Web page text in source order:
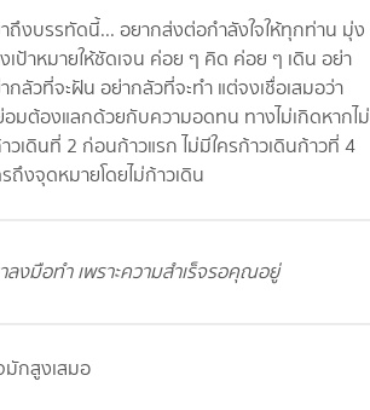
ดนี้... อยากส่งต่อกำลังใจให้ทุกท่าน มุ่ง
ป้าหมายให้ชัดเจน ค่อย ๆ คิด ค่อย ๆ เดิน อย่า
ลัวที่จะฝัน อย่ากลัวที่จะทำ แต่จงเชื่อเสมอว่า
อมต้องแลกด้วยกับความอดทน ทางไม่เกิดหากไม่
าวเดินที่ 2 ก่อนก้าวแรก ไม่มีใครก้าวเดินก้าวที่ 4
ถึงจุดหมายโดยไม่ก้าวเดิน
งมือทำ เพราะความสำเร็จรอคุณอยู่